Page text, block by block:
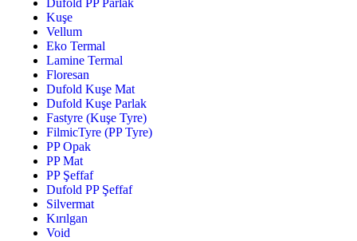
Dufold PP Parlak
Kuşe
Vellum
Eko Termal
Lamine Termal
Floresan
Dufold Kuşe Mat
Dufold Kuşe Parlak
Fastyre (Kuşe Tyre)
FilmicTyre (PP Tyre)
PP Opak
PP Mat
PP Şeffaf
Dufold PP Şeffaf
Silvermat
Kırılgan
Void